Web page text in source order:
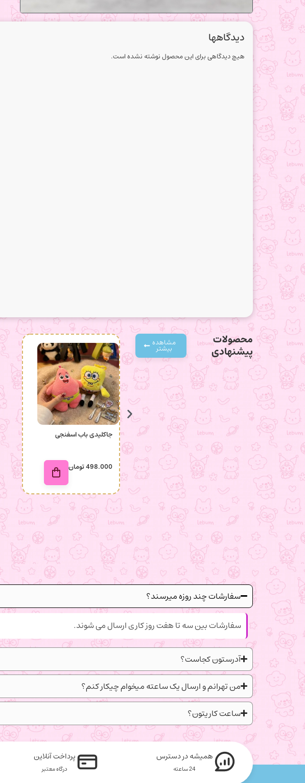
دیدگاهها
هیچ دیدگاهی برای این محصول نوشته نشده است.
محصولات
پیشنهادی
مشاهده
بیشتر
جاکلیدی باب اسفنجی
498.000تومان
سفارشات چند روزه میرسند؟
سفارشات بین سه تا هفت روز کاری ارسال می شوند.
آدرستون کجاست؟
من تهرانم و ارسال یک ساعته میخوام چیکار کنم؟
ساعت کاریتون؟
همیشه در دسترس
24 ساعته
پرداخت آنلاین
درگاه معتبر